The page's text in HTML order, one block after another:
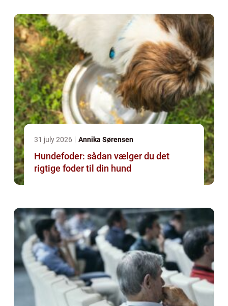
31 july 2026 Annika Sørensen
Hundefoder: sådan vælger du det
rigtige foder til din hund